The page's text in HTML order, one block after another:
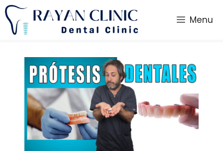
Saltar
al
contenido
Menu